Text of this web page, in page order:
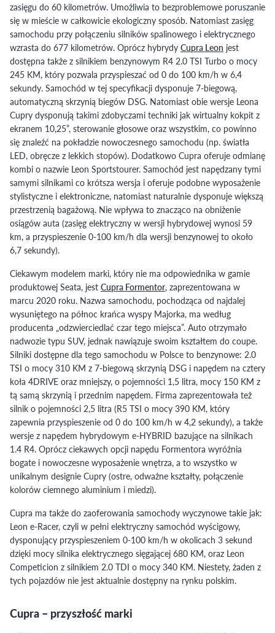
zasięgu do 60 kilometrów. Umożliwia to bezproblemowe poruszanie
się w mieście w całkowicie ekologiczny sposób. Natomiast zasięg
samochodu przy połączeniu silników spalinowego i elektrycznego
wzrasta do 677 kilometrów. Oprócz hybrydy Cupra Leon jest
dostępna także z silnikiem benzynowym R4 2.0 TSI Turbo o mocy
245 KM, który pozwala przyspieszać od 0 do 100 km/h w 6,4
sekundy. Samochód w tej specyfikacji dysponuje 7-biegową,
automatyczną skrzynią biegów DSG. Natomiast obie wersje Leona
Cupry dysponują takimi zdobyczami techniki jak wirtualny kokpit z
ekranem 10,25”, sterowanie głosowe oraz wszystkim, co powinno
się znaleźć na pokładzie nowoczesnego samochodu (np. światła
LED, obręcze z lekkich stopów). Dodatkowo Cupra oferuje odmianę
kombi o nazwie Leon Sportstourer. Samochód jest napędzany tymi
samymi silnikami co krótsza wersja i oferuje podobne wyposażenie
stylistyczne i elektroniczne, natomiast naturalnie dysponuje większą
przestrzenią bagażową. Nie wpływa to znacząco na obniżenie
osiągów auta (zasięg elektryczny w wersji hybrydowej wynosi 59
km, a przyspieszenie 0-100 km/h dla wersji benzynowej to około
6,7 sekundy).
Ciekawym modelem marki, który nie ma odpowiednika w gamie
produktowej Seata, jest Cupra Formentor, zaprezentowana w
marcu 2020 roku. Nazwa samochodu, pochodząca od najdalej
wysuniętego na północ krańca wyspy Majorka, ma według
producenta „odzwierciedlać czar tego miejsca”. Auto otrzymało
nadwozie typu SUV, jednak nawiązuje swoim kształtem do coupe.
Silniki dostępne dla tego samochodu w Polsce to benzynowe: 2.0
TSI o mocy 310 KM z 7-biegową skrzynią DSG i napędem na cztery
koła 4DRIVE oraz mniejszy, o pojemności 1,5 litra, mocy 150 KM z
tą samą skrzynią i przednim napędem. Firma zaprezentowała też
silnik o pojemności 2,5 litra (R5 TSI o mocy 390 KM, który
zapewnia przyspieszenie od 0 do 100 km/h w 4,2 sekundy), a także
wersje z napędem hybrydowym e-HYBRID bazujące na silnikach
1.4 R4. Oprócz ciekawych opcji napędu Formentora wyróżnia
bogate i nowoczesne wyposażenie wnętrza, a to wszystko w
unikalnym designie Cupry (ostre, odważne kształty, połączenie
kolorów ciemnego aluminium i miedzi).
Cupra ma także do zaoferowania samochody wyczynowe takie jak:
Leon e-Racer, czyli w pełni elektryczny samochód wyścigowy,
dysponujący przyspieszeniem 0-100 km/h w okolicach 3 sekund
dzięki mocy silnika elektrycznego sięgającej 680 KM, oraz Leon
Competicion z silnikiem 2.0 TDI o mocy 340 KM. Niestety, żaden z
tych pojazdów nie jest aktualnie dostępny na rynku polskim.
Cupra – przyszłość marki